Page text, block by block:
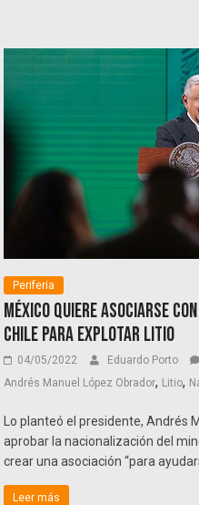
Periferia
México quiere asociarse
Chile para explotar litio
04/05/2022 Eduardo Porto
Andrés Manuel López Obrador, Litio,
Lo planteó el presidente, Andrés
aprobar la nacionalización del
crear una asociación “para
Leer más